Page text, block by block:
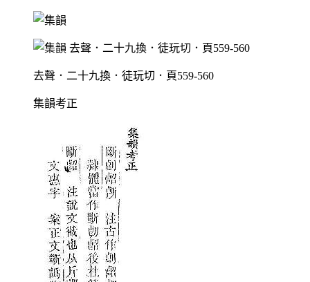
去聲．二十九換．徒玩切．頁559-560
集韻考正